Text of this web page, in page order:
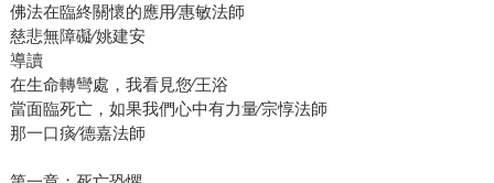
佛法在臨終關懷的應用∕惠敏法師
慈悲無障礙∕姚建安
導讀
在生命轉彎處，我看見您∕王浴
當面臨死亡，如果我們心中有力量∕宗惇法師
那一口痰∕德嘉法師